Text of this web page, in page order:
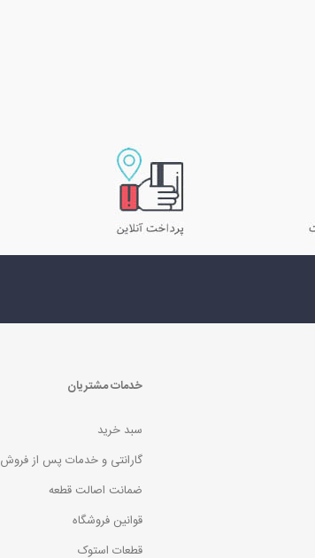
خدمات مشتریان
سبد خرید
گارانتی و خدمات پس از فروش
ضمانت اصالت قطعه
قوانین فروشگاه
قطعات استوک